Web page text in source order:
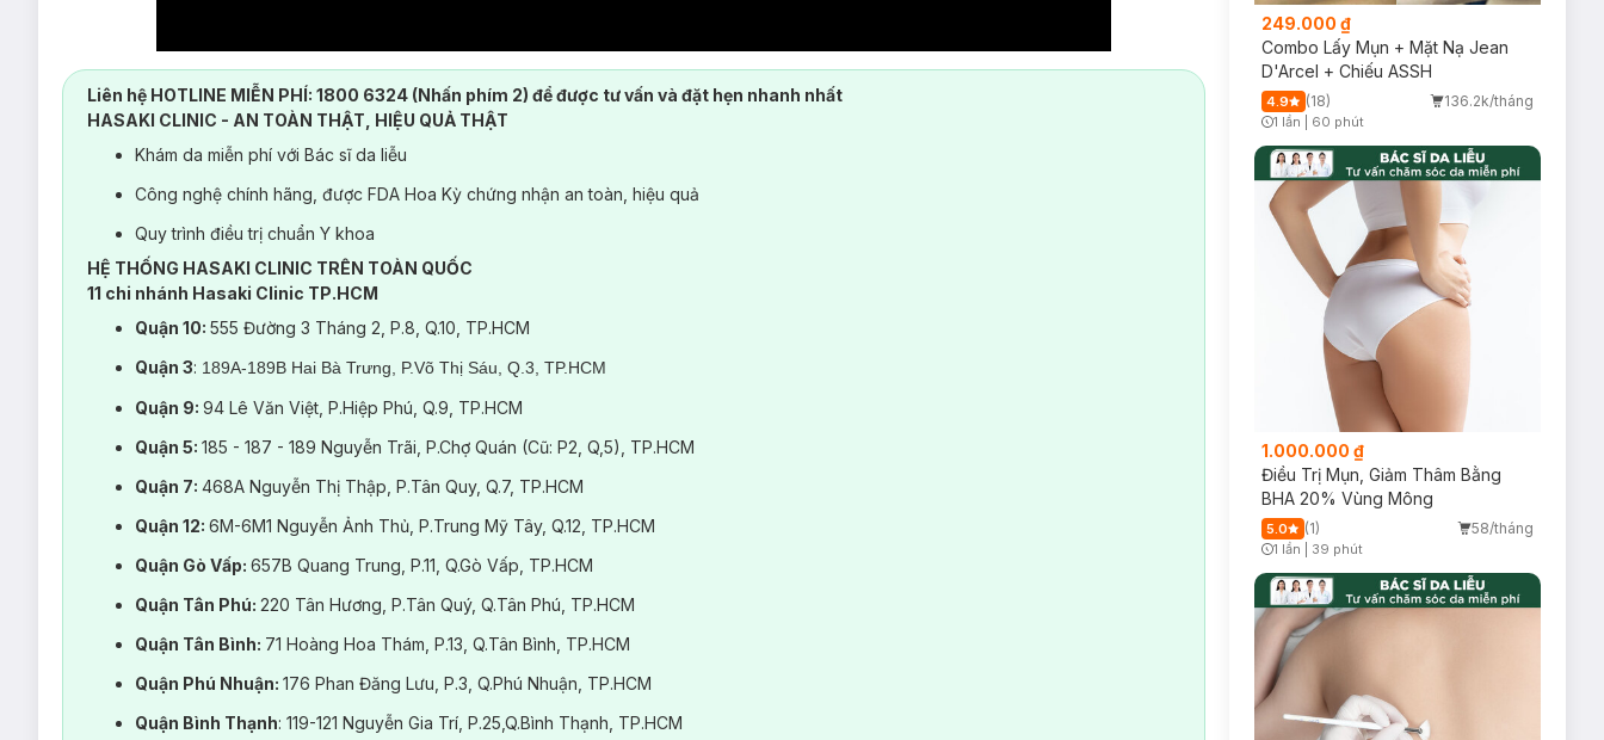
Quy trình điều trị hồng ban, giãn mao mạch công nghệ IPL chính hãng tại Hasaki Clinic
Liên hệ HOTLINE MIỄN PHÍ: 1800 6324 (Nhấn phím 2) để được tư vấn và đặt hẹn nhanh nhất
HASAKI CLINIC - AN TOÀN THẬT, HIỆU QUẢ THẬT
Khám da miễn phí với Bác sĩ da liễu
Công nghệ chính hãng, được FDA Hoa Kỳ chứng nhận an toàn, hiệu quả
Quy trình điều trị chuẩn Y khoa
HỆ THỐNG HASAKI CLINIC TRÊN TOÀN QUỐC
11 chi nhánh Hasaki Clinic TP.HCM
Quận 10: 555 Đường 3 Tháng 2, P.8, Q.10, TP.HCM
Quận 3: 189A-189B Hai Bà Trưng, P.Võ Thị Sáu, Q.3, TP.HCM
Quận 9: 94 Lê Văn Việt, P.Hiệp Phú, Q.9, TP.HCM
Quận 5: 185 - 187 - 189 Nguyễn Trãi, P.Chợ Quán (Cũ: P2, Q,5), TP.HCM
Quận 7: 468A Nguyễn Thị Thập, P.Tân Quy, Q.7, TP.HCM
Quận 12: 6M-6M1 Nguyễn Ảnh Thủ, P.Trung Mỹ Tây, Q.12, TP.HCM
Quận Gò Vấp: 657B Quang Trung, P.11, Q.Gò Vấp, TP.HCM
Quận Tân Phú: 220 Tân Hương, P.Tân Quý, Q.Tân Phú, TP.HCM
Quận Tân Bình: 71 Hoàng Hoa Thám, P.13, Q.Tân Bình, TP.HCM
Quận Phú Nhuận: 176 Phan Đăng Lưu, P.3, Q.Phú Nhuận, TP.HCM
Quận Bình Thạnh: 119-121 Nguyễn Gia Trí, P.25,Q.Bình Thạnh, TP.HCM
249.000 ₫
Combo Lấy Mụn + Mặt Nạ Jean
D'Arcel + Chiếu ASSH
4.9 (18) 136.2k/tháng
1 lần 60 phút
1.000.000 ₫
Điều Trị Mụn, Giảm Thâm Bằng
BHA 20% Vùng Mông
5.0 (1) 58/tháng
Timer Gray Icon
1 lần 39 phút